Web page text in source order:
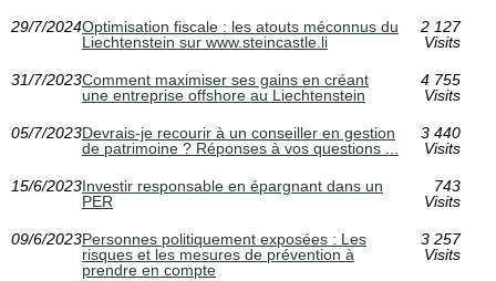
29/7/2024Optimisation fiscale : les atouts méconnus du
Liechtenstein sur www.steincastle.li
2 127
Visits
31/7/2023Comment maximiser ses gains en créant
une entreprise offshore au Liechtenstein
4 755
Visits
05/7/2023Devrais-je recourir à un conseiller en gestion
de patrimoine ? Réponses à vos questions ...
3 440
Visits
15/6/2023Investir responsable en épargnant dans un
PER
743
Visits
09/6/2023Personnes politiquement exposées : Les
risques et les mesures de prévention à
prendre en compte
3 257
Visits